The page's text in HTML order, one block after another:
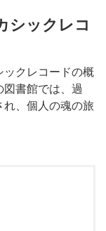
シックレコ
ックレコードの概
書館では、過
、個人の魂の旅